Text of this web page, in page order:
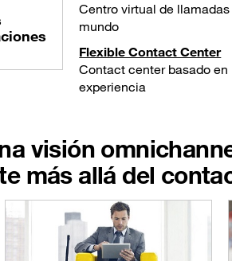
Centro virtual de
mundo
Flexible Contact Center
Contact center basado
experiencia
visión
más allá del